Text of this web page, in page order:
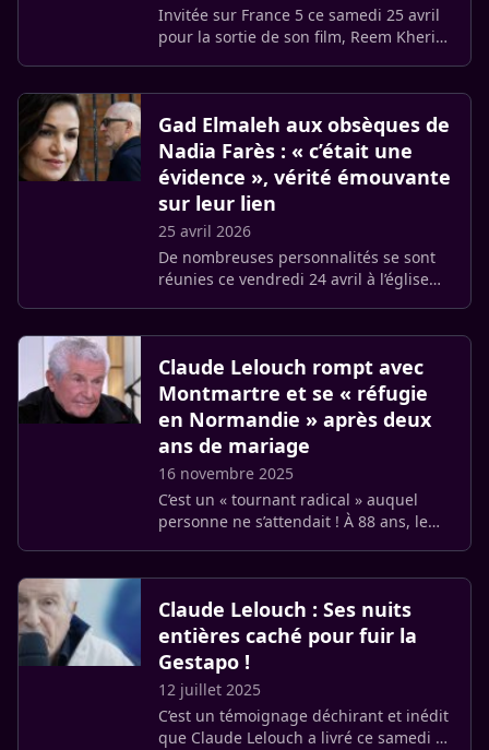
Invitée sur France 5 ce samedi 25 avril
pour la sortie de son film, Reem Kherici
Gad Elmaleh aux obsèques de
Nadia Farès : « c’était une
évidence », vérité émouvante
sur leur lien
25 avril 2026
De nombreuses personnalités se sont
réunies ce vendredi 24 avril à l’église
Claude Lelouch rompt avec
Montmartre et se « réfugie
en Normandie » après deux
ans de mariage
16 novembre 2025
C’est un « tournant radical » auquel
personne ne s’attendait ! À 88 ans, le
Claude Lelouch : Ses nuits
entières caché pour fuir la
Gestapo !
12 juillet 2025
C’est un témoignage déchirant et inédit
que Claude Lelouch a livré ce samedi 12